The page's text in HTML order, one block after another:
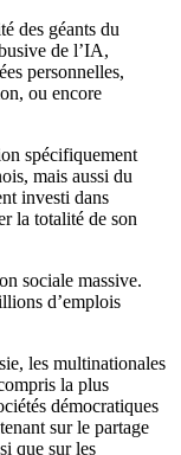
des géants du
de l’IA,
personnelles,
ou encore
spécifiquement
mais aussi du
investi dans
la totalité de son
sociale massive.
d’emplois
les multinationales
la plus
démocratiques
sur le partage
que sur les